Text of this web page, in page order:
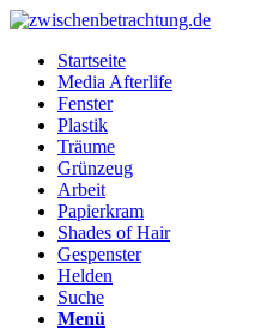
Startseite
Media Afterlife
Fenster
Plastik
Träume
Grünzeug
Arbeit
Papierkram
Shades of Hair
Gespenster
Helden
Suche
Menü